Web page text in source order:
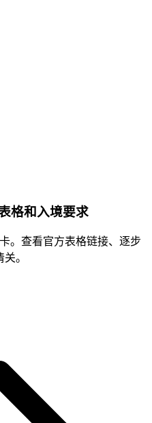
格和入境要求
。查看官方表格链接、逐步
。